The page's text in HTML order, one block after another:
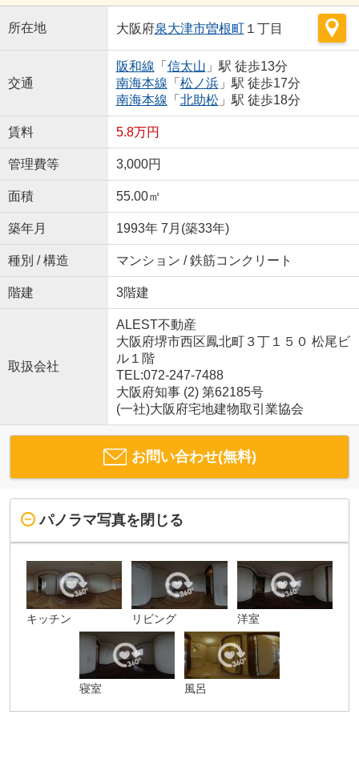
所在地 大阪府泉大津市曽根町１丁目
交通
阪和線 「 信太山 」駅 徒歩13分
南海本線 「 松ノ浜」駅 徒歩17分
南海本線 「 北助松」駅 徒歩18分
賃料 5.8万円
管理費等 3,000円
面積 55.00㎡
築年月 1993年 7月(築33年)
種別 / 構造 マンション / 鉄筋コンクリート
階建 3階建
取扱会社
ALEST不動産
大阪府堺市西区鳳北町３丁１５０ 松尾ビ
ル１階
TEL:072-247-7488
大阪府知事 (2) 第62185号
(一社)大阪府宅地建物取引業協会
お問い合わせ(無料)
パノラマ写真を閉じる
キッチン リビング 洋室
寝室 風呂